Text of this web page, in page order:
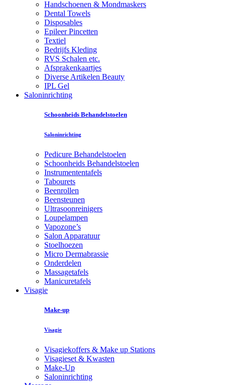
Handschoenen & Mondmaskers
Dental Towels
Disposables
Epileer Pincetten
Textiel
Bedrijfs Kleding
RVS Schalen etc.
Afsprakenkaartjes
Diverse Artikelen Beauty
IPL Gel
Saloninrichting
Schoonheids Behandelstoelen
Saloninrichting
Pedicure Behandelstoelen
Schoonheids Behandelstoelen
Instrumententafels
Tabourets
Beenrollen
Beensteunen
Ultrasoonreinigers
Loupelampen
Vapozone’s
Salon Apparatuur
Stoelhoezen
Micro Dermabrassie
Onderdelen
Massagetafels
Manicuretafels
Visagie
Make-up
Visagie
Visagiekoffers & Make up Stations
Visagieset & Kwasten
Make-Up
Saloninrichting